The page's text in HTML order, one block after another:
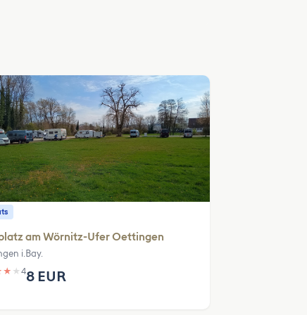
am Wörnitz-Ufer Oettingen
i.Bay.
★ ★ 48 EUR